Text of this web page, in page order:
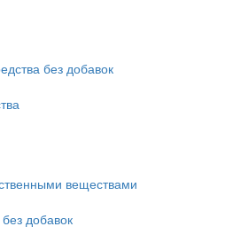
без добавок
веществами
добавок